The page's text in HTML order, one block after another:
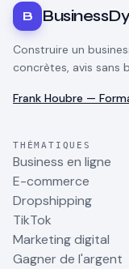
B
Construire un
concrètes, avis sans
Frank Houbre —
THÉMATIQUES
Business en ligne
E-commerce
Dropshipping
TikTok
Marketing digital
Gagner de l'argent